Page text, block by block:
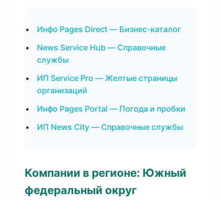
Инфо Pages Direct — Бизнес-каталог
News Service Hub — Справочные
службы
ИП Service Pro — Желтые страницы
организаций
Инфо Pages Portal — Погода и пробки
ИП News City — Справочные службы
Компании в регионе: Южный
федеральный округ